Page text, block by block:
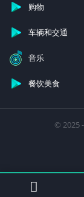
购物
车辆和交通
音乐
餐饮美食
© 2025